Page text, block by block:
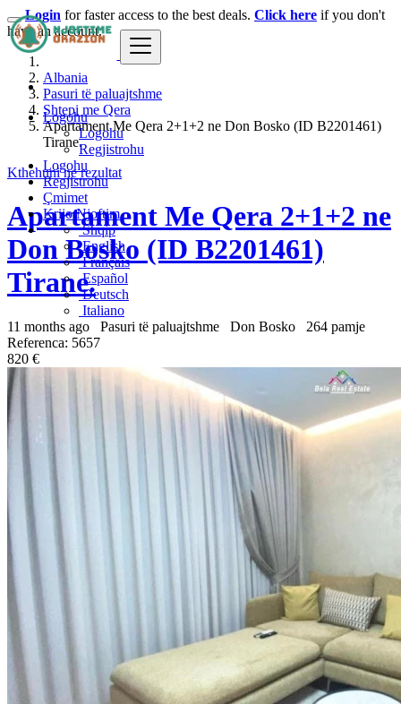
Logohu
Logohu
Regjistrohu
Logohu
Regjistrohu
Çmimet
Krijo Njoftim
Shqip
English
Français
Español
Deutsch
Italiano
Login for faster access to the best deals. Click here if you don't
have an account.
Albania
Pasuri të paluajtshme
Shtepi me Qera
Apartament Me Qera 2+1+2 ne Don Bosko (ID B2201461)
Tirane.
Kthehuni ne rezultat
Apartament Me Qera 2+1+2 ne
Don Bosko (ID B2201461)
Tirane.
11 months ago Pasuri të paluajtshme Don Bosko
264 pamje
Referenca: 5657
820 €